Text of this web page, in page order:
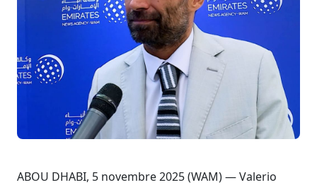
ABOU DHABI, 5 novembre 2025 (WAM) — Valerio